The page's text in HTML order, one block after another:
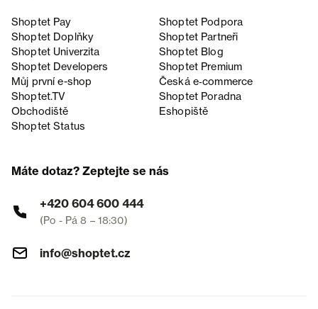
Shoptet Pay
Shoptet Podpora
Shoptet Doplňky
Shoptet Partneři
Shoptet Univerzita
Shoptet Blog
Shoptet Developers
Shoptet Premium
Můj první e-shop
Česká e‑commerce
Shoptet.TV
Shoptet Poradna
Obchodiště
Eshopiště
Shoptet Status
Máte dotaz? Zeptejte se nás
+420 604 600 444
(Po - Pá 8 – 18:30)
info@shoptet.cz